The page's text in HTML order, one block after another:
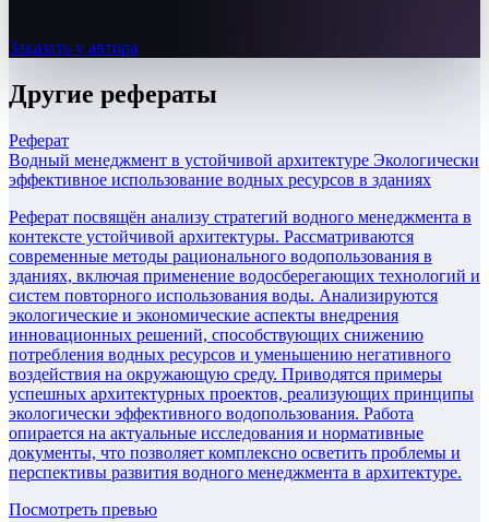
Заказать у автора
Другие рефераты
Реферат
Водный менеджмент в устойчивой архитектуре Экологически
эффективное использование водных ресурсов в зданиях
Реферат посвящён анализу стратегий водного менеджмента в
контексте устойчивой архитектуры. Рассматриваются
современные методы рационального водопользования в
зданиях, включая применение водосберегающих технологий и
систем повторного использования воды. Анализируются
экологические и экономические аспекты внедрения
инновационных решений, способствующих снижению
потребления водных ресурсов и уменьшению негативного
воздействия на окружающую среду. Приводятся примеры
успешных архитектурных проектов, реализующих принципы
экологически эффективного водопользования. Работа
опирается на актуальные исследования и нормативные
документы, что позволяет комплексно осветить проблемы и
перспективы развития водного менеджмента в архитектуре.
Посмотреть превью